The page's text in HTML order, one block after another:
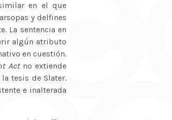
en el que
y delfines
La sentencia en
algún atributo
en cuestión.
Actno extiende
tesis de Slater.
e inalterada